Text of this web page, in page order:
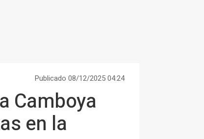
Publicado 08/12/2025 04:24
Camboya
en la